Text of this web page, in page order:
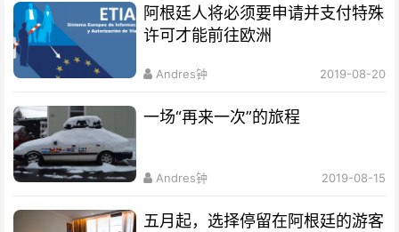
阿根廷人将必须要申请并支付特殊
许可才能前往欧洲
Andres钟 2019-08-20
一场“再来一次”的旅程
Andres钟 2019-08-15
五月起，选择停留在阿根廷的游客